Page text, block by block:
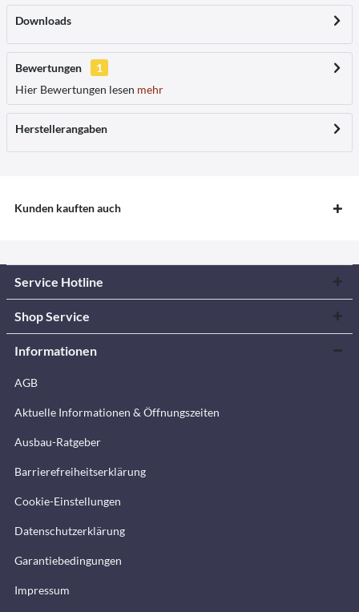
Downloads
Bewertungen
1
Hier Bewertungen lesen mehr
Herstellerangaben
Kunden kauften auch
Service Hotline
Shop Service
Informationen
AGB
Aktuelle Informationen & Öffnungszeiten
Ausbau-Ratgeber
Barrierefreiheitserklärung
Cookie-Einstellungen
Datenschutzerklärung
Garantiebedingungen
Impressum